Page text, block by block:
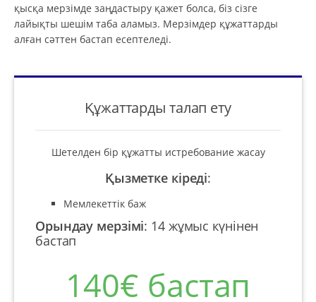
қысқа мерзімде заңдастыру қажет болса, біз сізге
лайықты шешім таба аламыз. Мерзімдер құжаттарды
алған сәттен бастап есептеледі.
Құжаттарды талап ету
Шетелден бір құжатты истребование жасау
Қызметке кіреді:
Мемлекеттік баж
Орындау мерзімі: 14 жұмыс күнінен
бастап
140€ бастап